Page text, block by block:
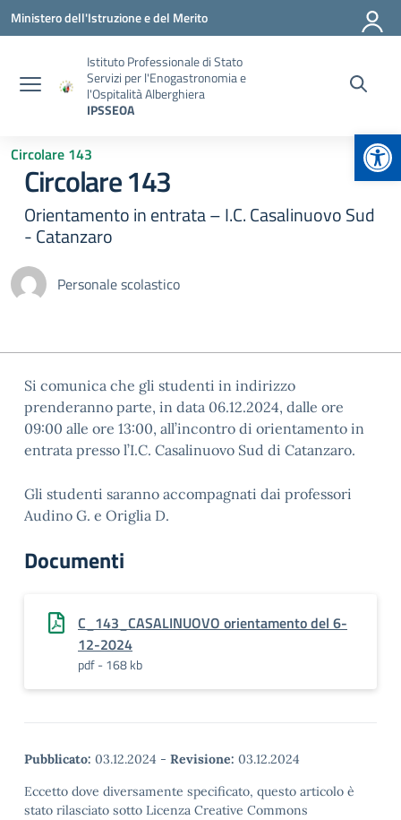
Vai ai contenuti
Vai al menu di navigazione
Vai al footer
Ministero dell'Istruzione e del Merito
Istituto Professionale di Stato
Servizi per l'Enogastronomia e
l'Ospitalità Alberghiera
IPSSEOA
Circolare 143
Circolare 143
Orientamento in entrata – I.C. Casalinuovo Sud
- Catanzaro
Personale scolastico
Si comunica che gli studenti in indirizzo
prenderanno parte, in data 06.12.2024, dalle ore
09:00 alle ore 13:00, all’incontro di orientamento in
entrata presso l’I.C. Casalinuovo Sud di Catanzaro.
Gli studenti saranno accompagnati dai professori
Audino G. e Origlia D.
Documenti
C_143_CASALINUOVO orientamento del 6-
12-2024
pdf - 168 kb
Pubblicato: 03.12.2024 - Revisione: 03.12.2024
Eccetto dove diversamente specificato, questo articolo è
stato rilasciato sotto Licenza Creative Commons